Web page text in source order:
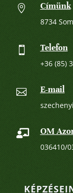
 Címünk
8734
 Telefon
+36 (85)
 E-mail
 OM
036410/